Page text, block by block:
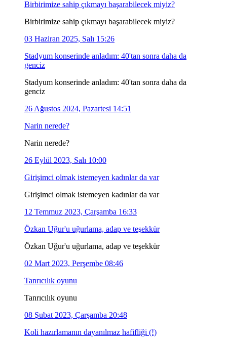
Birbirimize sahip çıkmayı başarabilecek miyiz?
Birbirimize sahip çıkmayı başarabilecek miyiz?
03 Haziran 2025, Salı 15:26
Stadyum konserinde anladım: 40'tan sonra daha da
genciz
Stadyum konserinde anladım: 40'tan sonra daha da
genciz
26 Ağustos 2024, Pazartesi 14:51
Narin nerede?
Narin nerede?
26 Eylül 2023, Salı 10:00
Girişimci olmak istemeyen kadınlar da var
Girişimci olmak istemeyen kadınlar da var
12 Temmuz 2023, Çarşamba 16:33
Özkan Uğur'u uğurlama, adap ve teşekkür
Özkan Uğur'u uğurlama, adap ve teşekkür
02 Mart 2023, Perşembe 08:46
Tanrıcılık oyunu
Tanrıcılık oyunu
08 Şubat 2023, Çarşamba 20:48
Koli hazırlamanın dayanılmaz hafifliği (!)